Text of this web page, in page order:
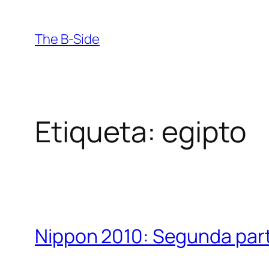
contenido
The B-Side
Etiqueta: egipto
Nippon 2010: Segunda